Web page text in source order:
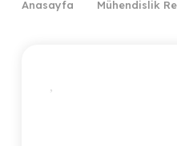
Anasayfa Mühendislik